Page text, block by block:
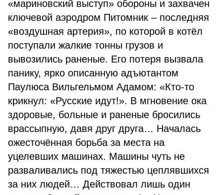
«мариновский выступ» обороны и захвачен
ключевой аэродром Питомник – последняя
«воздушная артерия», по которой в котёл
поступали жалкие тонны грузов и
вывозились раненые. Его потеря вызвала
панику, ярко описанную адъютантом
Паулюса Вильгельмом Адамом: «Кто-то
крикнул: «Русские идут!». В мгновение ока
здоровые, больные и раненые бросились
врассыпную, давя друг друга… Началась
ожесточённая борьба за места на
уцелевших машинах. Машины чуть не
разваливались под тяжестью цеплявшихся
за них людей… Действовал лишь один